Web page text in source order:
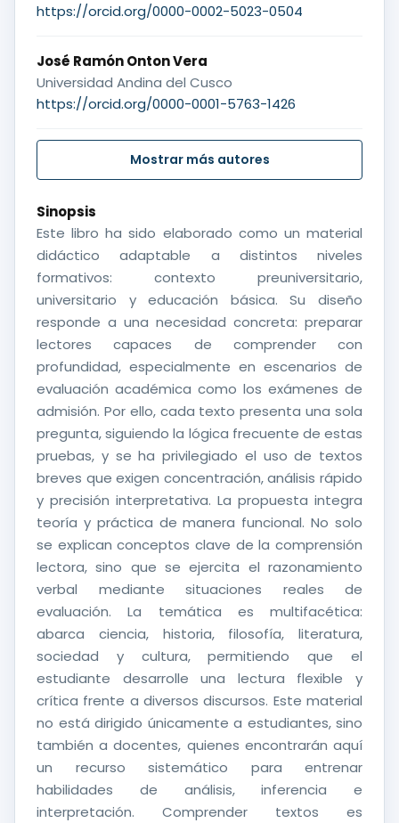
https://orcid.org/0000-0002-5023-0504
José Ramón Onton Vera
Universidad Andina del Cusco
https://orcid.org/0000-0001-5763-1426
Mostrar más autores
Sinopsis
Este libro ha sido elaborado como un material
didáctico adaptable a distintos niveles
formativos: contexto preuniversitario,
universitario y educación básica. Su diseño
responde a una necesidad concreta: preparar
lectores capaces de comprender con
profundidad, especialmente en escenarios de
evaluación académica como los exámenes de
admisión. Por ello, cada texto presenta una sola
pregunta, siguiendo la lógica frecuente de estas
pruebas, y se ha privilegiado el uso de textos
breves que exigen concentración, análisis rápido
y precisión interpretativa. La propuesta integra
teoría y práctica de manera funcional. No solo
se explican conceptos clave de la comprensión
lectora, sino que se ejercita el razonamiento
verbal mediante situaciones reales de
evaluación. La temática es multifacética:
abarca ciencia, historia, filosofía, literatura,
sociedad y cultura, permitiendo que el
estudiante desarrolle una lectura flexible y
crítica frente a diversos discursos. Este material
no está dirigido únicamente a estudiantes, sino
también a docentes, quienes encontrarán aquí
un recurso sistemático para entrenar
habilidades de análisis, inferencia e
interpretación. Comprender textos es